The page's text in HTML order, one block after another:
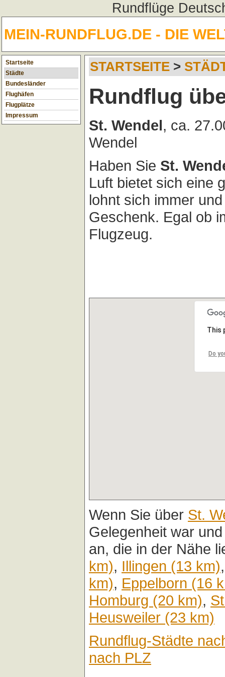
Rundflüge
MEIN-RUNDFLUG.DE - DIE
Startseite
Städte
Bundesländer
Flughäfen
Flugplätze
Impressum
STARTSEITE >
Rundflug
St. Wendel, ca.
Wendel
Haben Sie St.
Luft bietet sich eine
lohnt sich immer
Geschenk. Egal ob
Flugzeug.
This
Do
Wenn Sie über St.
Gelegenheit war
an, die in der Nähe
km), Illingen (13 km)
km), Eppelborn (16
Homburg (20 km),
Heusweiler (23 km)
Rundflug-Städte
nach PLZ